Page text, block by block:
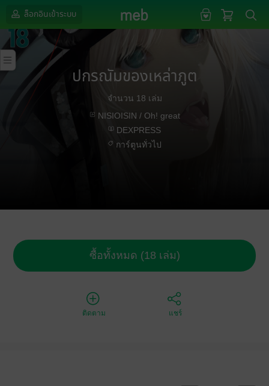
ล็อกอินเข้าระบบ
ปกรณัมของเหล่าภูต
จำนวน 18 เล่ม
NISIOISIN / Oh! great
DEXPRESS
การ์ตูนทั่วไป
ซื้อทั้งหมด (18 เล่ม)
ติดตาม แชร์